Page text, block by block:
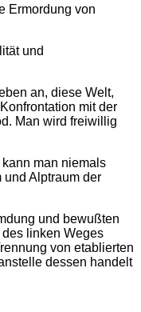
Ermordung von
und
an, diese Welt,
mit der
Man wird freiwillig
man niemals
Alptraum der
und bewußten
linken Weges
von etablierten
dessen handelt